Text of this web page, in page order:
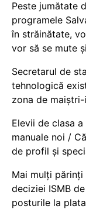
Peste jumătate
programele
în străinătate,
vor să se mute
Secretarul de
tehnologică
zona de
Elevii de clasa
manuale noi /
de profil și
Mai mulți
deciziei ISMB
posturile la